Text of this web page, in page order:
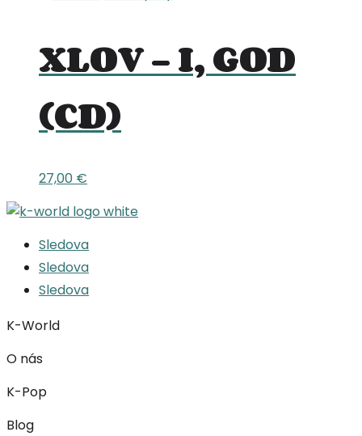
XLOV – I, GOD
(CD)
27,00 €
Sledova
Sledova
Sledova
K-World
O nás
K-Pop
Blog